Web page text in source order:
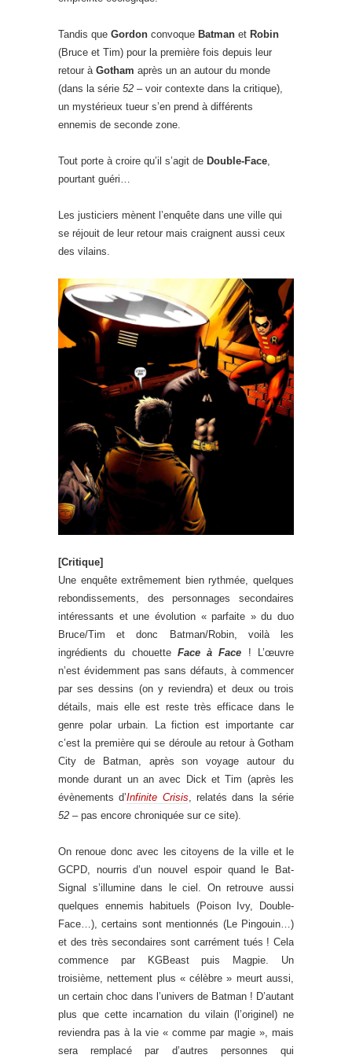
Tandis que Gordon convoque Batman et Robin
(Bruce et Tim) pour la première fois depuis leur
retour à Gotham après un an autour du monde
(dans la série 52 – voir contexte dans la critique),
un mystérieux tueur s’en prend à différents
ennemis de seconde zone.
Tout porte à croire qu’il s’agit de Double-Face,
pourtant guéri…
Les justiciers mènent l’enquête dans une ville qui
se réjouit de leur retour mais craignent aussi ceux
des vilains.
[Critique]
Une enquête extrêmement bien rythmée, quelques
rebondissements, des personnages secondaires
intéressants et une évolution « parfaite » du duo
Bruce/Tim et donc Batman/Robin, voilà les
ingrédients du chouette Face à Face ! L’œuvre
n’est évidemment pas sans défauts, à commencer
par ses dessins (on y reviendra) et deux ou trois
détails, mais elle est reste très efficace dans le
genre polar urbain. La fiction est importante car
c’est la première qui se déroule au retour à Gotham
City de Batman, après son voyage autour du
monde durant un an avec Dick et Tim (après les
évènements d’Infinite Crisis, relatés dans la série
52 – pas encore chroniquée sur ce site).
On renoue donc avec les citoyens de la ville et le
GCPD, nourris d’un nouvel espoir quand le Bat-
Signal s’illumine dans le ciel. On retrouve aussi
quelques ennemis habituels (Poison Ivy, Double-
Face…), certains sont mentionnés (Le Pingouin…)
et des très secondaires sont carrément tués ! Cela
commence par KGBeast puis Magpie. Un
troisième, nettement plus « célèbre » meurt aussi,
un certain choc dans l’univers de Batman ! D’autant
plus que cette incarnation du vilain (l’originel) ne
reviendra pas à la vie « comme par magie », mais
sera remplacé par d’autres personnes qui